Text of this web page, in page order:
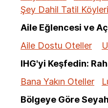
Şey Dahil Tatil Köyleri
Aile Eğlencesi ve
Aile Dostu Oteller
IHG'yi Keşfedin:
Bana Yakın Oteller
Bölgeye Göre